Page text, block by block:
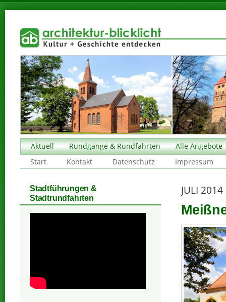
Aktuell Rundgänge & Rundfahrten
Alle Angebote
Start
Kontakt Datenschutz Impressum
JULI 2014
Stadtführungen &
Stadtrundfahrten